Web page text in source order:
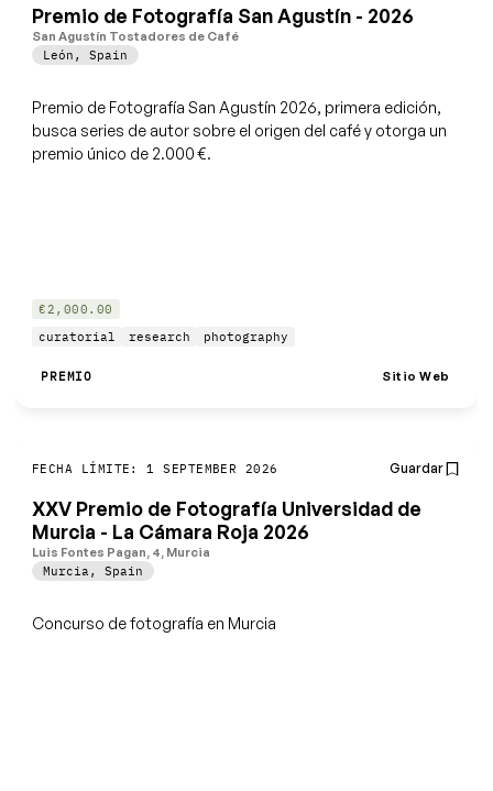
Premio de Fotografía San Agustín - 2026
San Agustín Tostadores de Café
León , Spain
Premio de Fotografía San Agustín 2026, primera edición,
busca series de autor sobre el origen del café y otorga un
premio único de 2.000 €.
€2,000.00
curatorial
research photography
PREMIO Sitio Web
FECHA LÍMITE: 1 SEPTEMBER 2026 Guardar
XXV Premio de Fotografía Universidad de
Murcia - La Cámara Roja 2026
Luis Fontes Pagan, 4, Murcia
Murcia , Spain
Concurso de fotografía en Murcia